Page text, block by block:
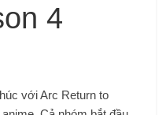
4
với Arc Return to